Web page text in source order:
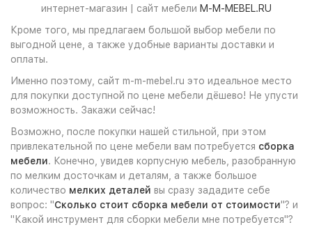
интернет-магазин | сайт мебели M-M-MEBEL.RU
Кроме того, мы предлагаем большой выбор мебели по
выгодной цене, а также удобные варианты доставки и
оплаты.
Именно поэтому, сайт m-m-mebel.ru это идеальное место
для покупки доступной по цене мебели дёшево! Не упусти
возможность. Закажи сейчас!
Возможно, после покупки нашей стильной, при этом
привлекательной по цене мебели вам потребуется сборка
мебели. Конечно, увидев корпусную мебель, разобранную
по мелким досточкам и деталям, а также большое
количество мелких деталей вы сразу зададите себе
вопрос: "Сколько стоит сборка мебели от стоимости"? и
"Какой инструмент для сборки мебели мне потребуется"?